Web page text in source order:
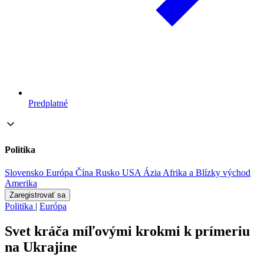
Predplatné
Politika
Slovensko Európa Čína Rusko USA ÁziaAfrika a Blízky východ
Amerika
Zaregistrovať sa
Politika | Európa
Svet kráča míľovými krokmi k prímeriu
na Ukrajine